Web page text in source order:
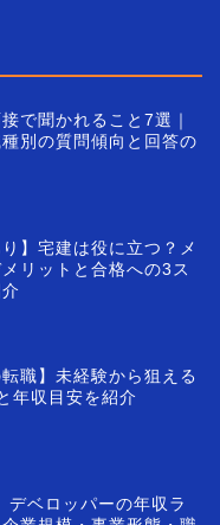
で聞かれること7選｜
別の質問傾向と回答の
り】宅建は役に立つ？メ
リットと合格への3ス
転職】未経験から狙える
年収目安を紹介
デベロッパーの年収ラ